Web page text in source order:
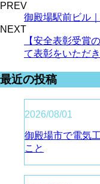
PREV
御殿場駅前ビル
NEXT
【安全表彰受賞
て表彰をいただ
最近の投稿
2026/08/01
御殿場市で電気
こと